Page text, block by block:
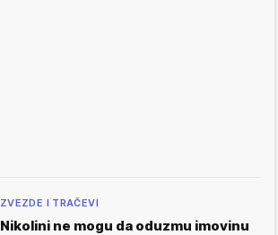
ZVEZDE I TRAČEVI
Nikolini ne mogu da oduzmu imovinu